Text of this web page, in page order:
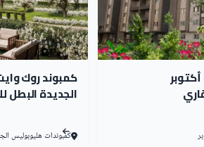
والورود الملونة المختلفة مما
كمبوند روك ايدن 6 أكتوبر
6,236,402 EGP
كمبوند روك
الجديدة البطل
كمبوندات هليوبوليس